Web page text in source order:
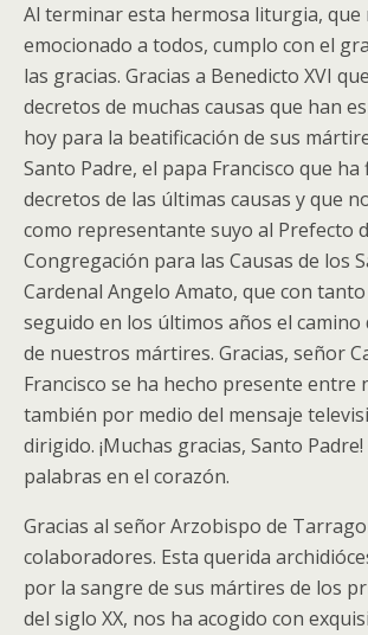
Al terminar esta hermosa liturgia, que
emocionado a todos, cumplo con el
las gracias. Gracias a Benedicto XVI
decretos de muchas causas que han
hoy para la beatificación de sus
Santo Padre, el papa Francisco que
decretos de las últimas causas y que
como representante suyo al Prefecto
Congregación para las Causas de los
Cardenal Angelo Amato, que con
seguido en los últimos años el camino
de nuestros mártires. Gracias, señor
Francisco se ha hecho presente entre
también por medio del mensaje
dirigido. ¡Muchas gracias, Santo
palabras en el corazón.
Gracias al señor Arzobispo de
colaboradores. Esta querida
por la sangre de sus mártires de los
del siglo XX, nos ha acogido con